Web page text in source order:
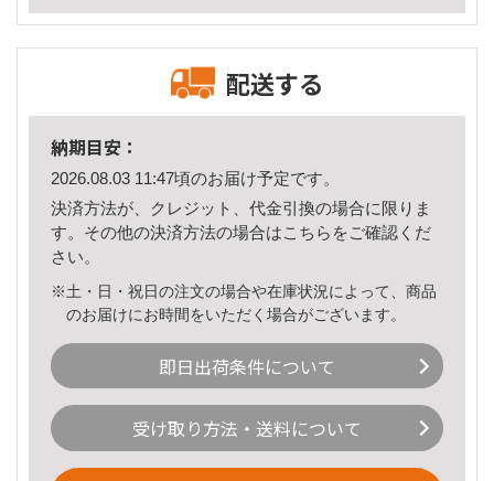
配送する
納期目安：
2026.08.03 11:47頃のお届け予定です。
決済方法が、クレジット、代金引換の場合に限りま
す。その他の決済方法の場合はこちら をご確認くだ
さい。
※土・日・祝日の注文の場合や在庫状況によって、商品
のお届けにお時間をいただく場合がございます。
即日出荷条件について
受け取り方法・送料について